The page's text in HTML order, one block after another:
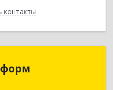
контакты
Информ
Воскресенский р-н,